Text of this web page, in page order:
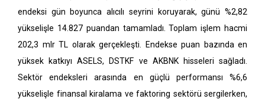
endeksi gün boyunca alıcılı seyrini koruyarak, günü %2,82
yükselişle 14.827 puandan tamamladı. Toplam işlem hacmi
202,3 mlr TL olarak gerçekleşti. Endekse puan bazında en
yüksek katkıyı ASELS, DSTKF ve AKBNK hisseleri sağladı.
Sektör endeksleri arasında en güçlü performansı %6,6
yükselişle finansal kiralama ve faktoring sektörü sergilerken,